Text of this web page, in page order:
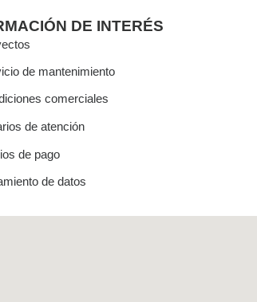
DE INTERÉS
de mantenimiento
comerciales
de atención
de pago
de datos